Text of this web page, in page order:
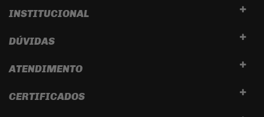
INSTITUCIONAL
DÚVIDAS
ATENDIMENTO
CERTIFICADOS